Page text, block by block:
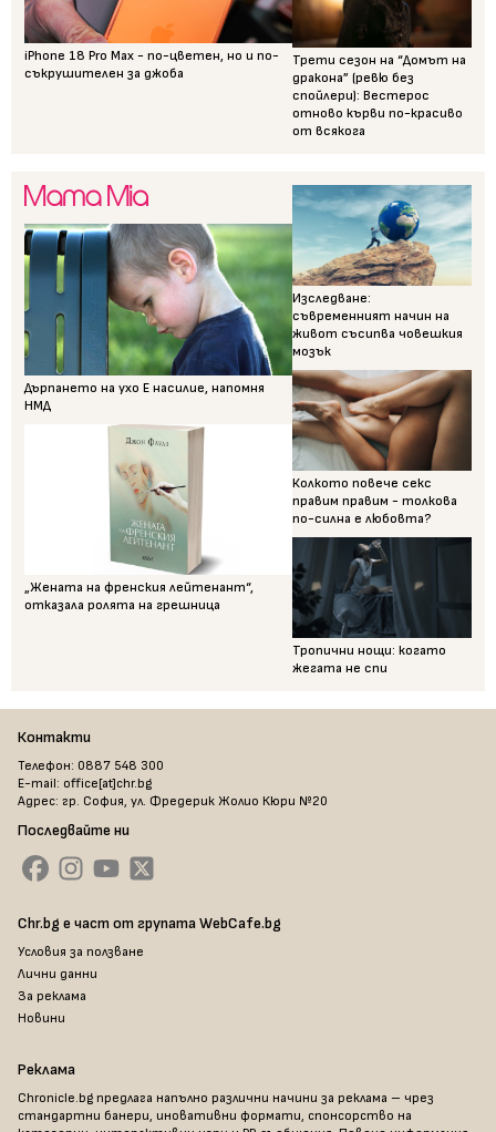
iPhone 18 Pro Max - по-цветен, но и по-
съкрушителен за джоба
Трети сезон на “Домът на
дракона” (ревю без
спойлери): Вестерос
отново кърви по-красиво
от всякога
Дърпането на ухо Е насилие, напомня
НМД
„Жената на френския лейтенант“,
отказала ролята на грешница
Изследване:
съвременният начин на
живот съсипва човешкия
мозък
Колкото повече секс
правим правим - толкова
по-силна е любовта?
Тропични нощи: когато
жегата не спи
Контакти
Телефон: 0887 548 300
E-mail: office[at]chr.bg
Адрес: гр. София, ул. Фредерик Жолио Кюри №20
Последвайте ни
Chr.bg е част от групата WebCafe.bg
Условия за ползване
Лични данни
За реклама
Новини
Реклама
Chronicle.bg предлага напълно различни начини за реклама – чрез
стандартни банери, иновативни формати, спонсорство на